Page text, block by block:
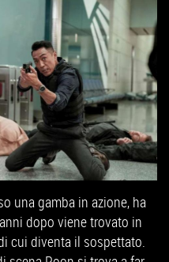
una gamba in azione, ha
dopo viene trovato in
cui diventa il sospettato.